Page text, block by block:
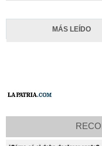
MÁS LEÍDO